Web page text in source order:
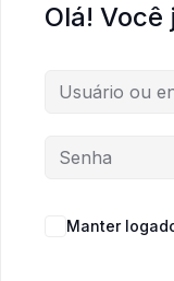
Olá! Você
Manter